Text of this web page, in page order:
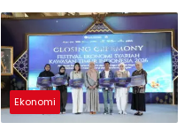
Antrean
Ekonomi